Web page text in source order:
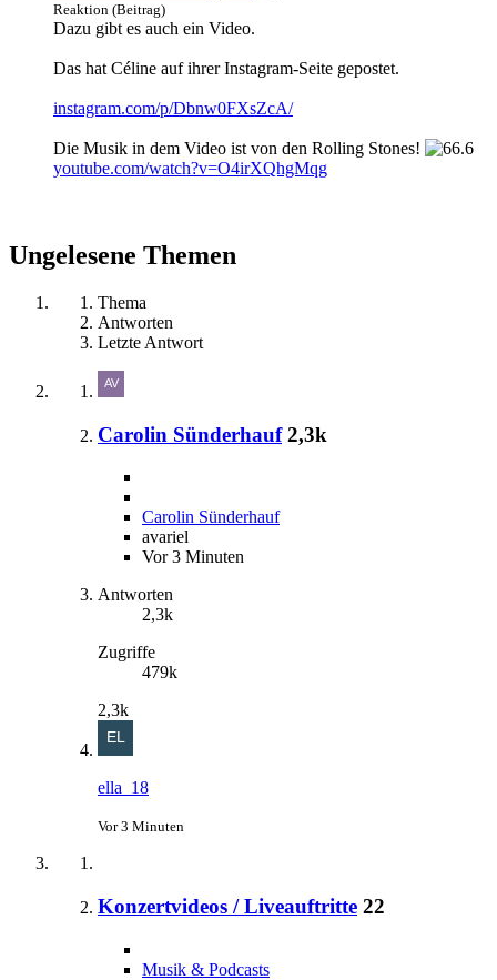
Reaktion (Beitrag)
Dazu gibt es auch ein Video.
Das hat Céline auf ihrer Instagram-Seite gepostet.
instagram.com/p/Dbnw0FXsZcA/
Die Musik in dem Video ist von den Rolling Stones!
youtube.com/watch?v=O4irXQhgMqg
Ungelesene Themen
Thema
Antworten
Letzte Antwort
Carolin Sünderhauf 2,3k
Carolin Sünderhauf
avariel
Vor 3 Minuten
Antworten
2,3k
Zugriffe
479k
2,3k
ella_18
Vor 3 Minuten
Konzertvideos / Liveauftritte 22
Musik & Podcasts